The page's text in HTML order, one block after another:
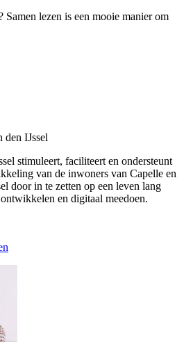
Samen lezen is een mooie manier om
IJssel
stimuleert, faciliteert en ondersteunt
van de inwoners van Capelle en
door in te zetten op een leven lang
en digitaal meedoen.